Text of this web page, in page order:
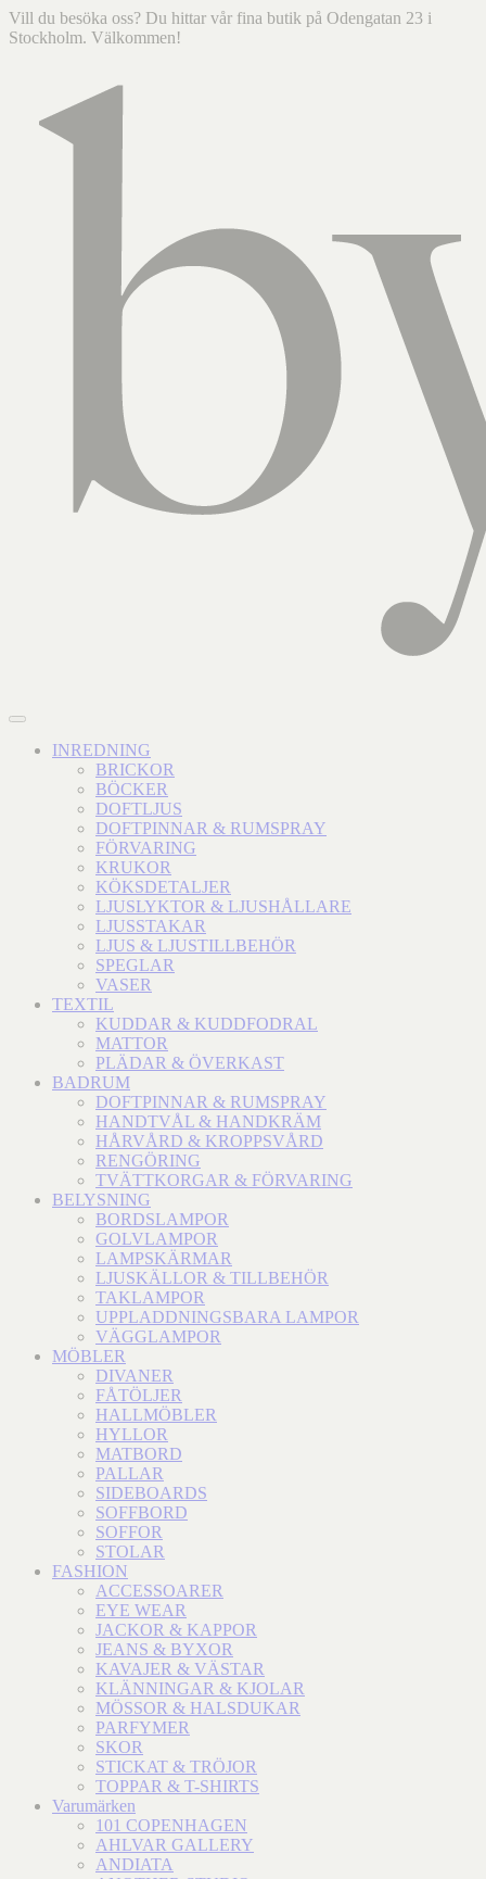
Vill du besöka oss? Du hittar vår fina butik på Odengatan 23 i
Stockholm. Välkommen!
INREDNING
BRICKOR
BÖCKER
DOFTLJUS
DOFTPINNAR & RUMSPRAY
FÖRVARING
KRUKOR
KÖKSDETALJER
LJUSLYKTOR & LJUSHÅLLARE
LJUSSTAKAR
LJUS & LJUSTILLBEHÖR
SPEGLAR
VASER
TEXTIL
KUDDAR & KUDDFODRAL
MATTOR
PLÄDAR & ÖVERKAST
BADRUM
DOFTPINNAR & RUMSPRAY
HANDTVÅL & HANDKRÄM
HÅRVÅRD & KROPPSVÅRD
RENGÖRING
TVÄTTKORGAR & FÖRVARING
BELYSNING
BORDSLAMPOR
GOLVLAMPOR
LAMPSKÄRMAR
LJUSKÄLLOR & TILLBEHÖR
TAKLAMPOR
UPPLADDNINGSBARA LAMPOR
VÄGGLAMPOR
MÖBLER
DIVANER
FÅTÖLJER
HALLMÖBLER
HYLLOR
MATBORD
PALLAR
SIDEBOARDS
SOFFBORD
SOFFOR
STOLAR
FASHION
ACCESSOARER
EYE WEAR
JACKOR & KAPPOR
JEANS & BYXOR
KAVAJER & VÄSTAR
KLÄNNINGAR & KJOLAR
MÖSSOR & HALSDUKAR
PARFYMER
SKOR
STICKAT & TRÖJOR
TOPPAR & T-SHIRTS
Varumärken
101 COPENHAGEN
AHLVAR GALLERY
ANDIATA